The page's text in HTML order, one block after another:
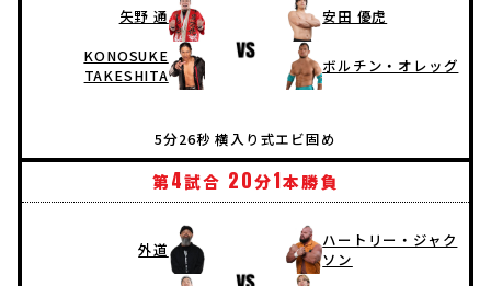
矢野 通
KONOSUKE
TAKESHITA
安田 優虎
ボルチン・オレッグ
5分26秒 横入り式エビ固め
第4試合 20分1本勝負
外道
ハートリー・ジャク
ソン